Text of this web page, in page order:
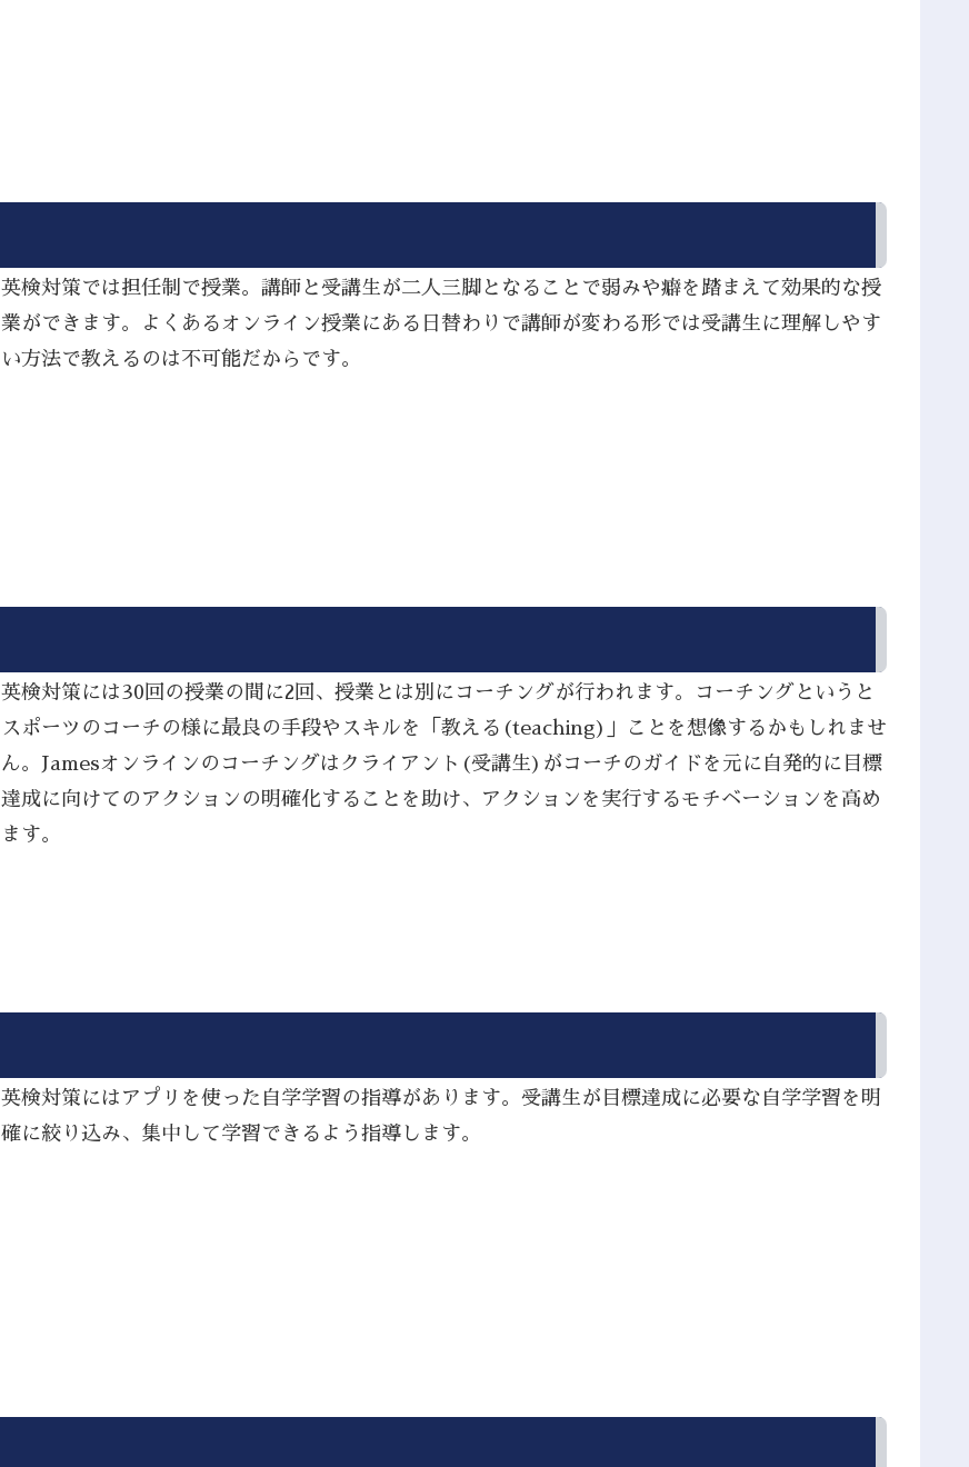
英検対策では担任制で授業。講師と受講生が二人三脚となることで弱みや癖を踏まえて効果的な授
業ができます。よくあるオンライン授業にある日替わりで講師が変わる形では受講生に理解しやす
い方法で教えるのは不可能だからです。
英検対策には30回の授業の間に2回、授業とは別にコーチングが行われます。コーチングというと
スポーツのコーチの様に最良の手段やスキルを「教える(teaching)」ことを想像するかもしれませ
ん。Jamesオンラインのコーチングはクライアント(受講生)がコーチのガイドを元に自発的に目標
達成に向けてのアクションの明確化することを助け、アクションを実行するモチベーションを高め
ます。
英検対策にはアプリを使った自学学習の指導があります。受講生が目標達成に必要な自学学習を明
確に絞り込み、集中して学習できるよう指導します。